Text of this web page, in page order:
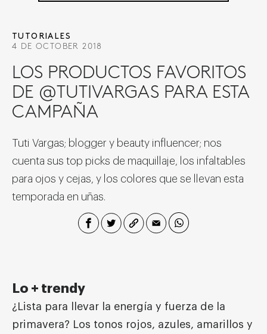
TUTORIALES
4 DE OCTOBER 2018
LOS PRODUCTOS FAVORITOS
DE @TUTIVARGAS PARA ESTA
CAMPAÑA
Tuti Vargas; blogger y beauty influencer; nos
cuenta sus top picks de maquillaje, los infaltables
para ojos y cejas, y los colores que se llevan esta
temporada en uñas.
Lo + trendy
¿Lista para llevar la energía y fuerza de la
primavera? Los tonos rojos, azules, amarillos y